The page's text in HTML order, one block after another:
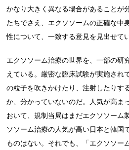
かなり大きく異なる場合があることが
たちでさえ、エクソソームの正確な中
性について、一致する意見を見出せて
エクソソーム治療の世界を、一部の研
えている。厳密な臨床試験が実施され
の粒子を吹きかけたり、注射したりす
か、分かっていないのだ。人気が高ま
おいて、規制当局はまだエクソソーム
ソソーム治療の人気が高い日本と韓国
ものはない。それでも、「エクソソー